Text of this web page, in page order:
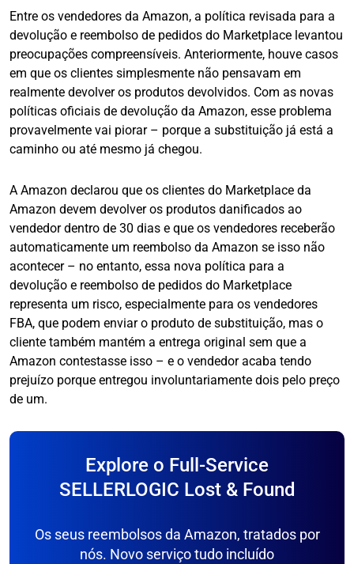
Entre os vendedores da Amazon, a política revisada para a
devolução e reembolso de pedidos do Marketplace levantou
preocupações compreensíveis. Anteriormente, houve casos
em que os clientes simplesmente não pensavam em
realmente devolver os produtos devolvidos. Com as novas
políticas oficiais de devolução da Amazon, esse problema
provavelmente vai piorar – porque a substituição já está a
caminho ou até mesmo já chegou.
A Amazon declarou que os clientes do Marketplace da
Amazon devem devolver os produtos danificados ao
vendedor dentro de 30 dias e que os vendedores receberão
automaticamente um reembolso da Amazon se isso não
acontecer – no entanto, essa nova política para a
devolução e reembolso de pedidos do Marketplace
representa um risco, especialmente para os vendedores
FBA, que podem enviar o produto de substituição, mas o
cliente também mantém a entrega original sem que a
Amazon contestasse isso – e o vendedor acaba tendo
prejuízo porque entregou involuntariamente dois pelo preço
de um.
Explore o Full-Service
SELLERLOGIC Lost & Found
Os seus reembolsos da Amazon, tratados por
nós. Novo serviço tudo incluído